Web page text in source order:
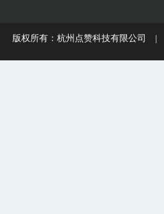
版权所有：杭州点赞科技有限公司